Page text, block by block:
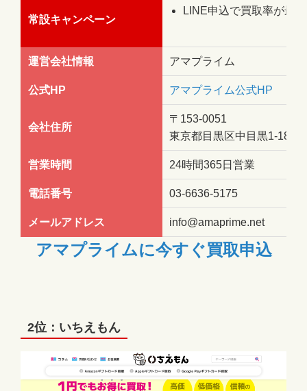
常設キャンペーン
LINE申込で買取率が最
運営会社情報 アマプライム
公式HP アマプライム公式HP
会社住所
〒153-0051
東京都目黒区中目黒1-18-11
営業時間 24時間365日営業
電話番号 03-6636-5175
メールアドレス info@amaprime.net
アマプライムに今すぐ買取申込
2位：いちえもん